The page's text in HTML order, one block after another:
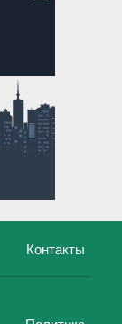
Контакты